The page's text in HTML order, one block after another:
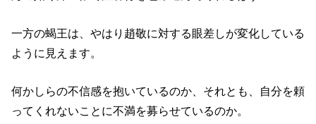
一方の蝎王は、やはり趙敬に対する眼差しが変化している
ように見えます。
何かしらの不信感を抱いているのか、それとも、自分を頼
ってくれないことに不満を募らせているのか。